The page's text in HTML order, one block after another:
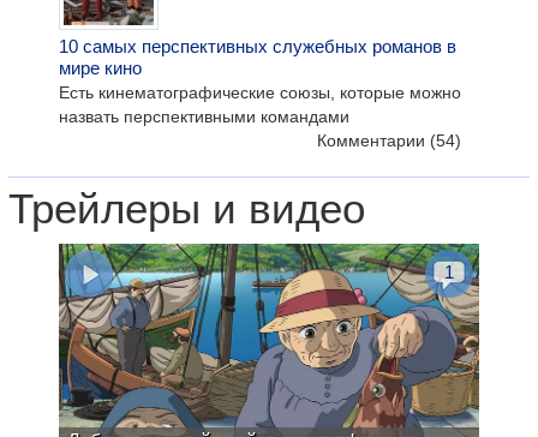
10 самых перспективных служебных романов в
мире кино
Есть кинематографические союзы, которые можно
назвать перспективными командами
Комментарии (54)
Трейлеры и видео
1